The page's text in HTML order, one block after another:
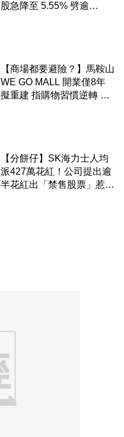
股急降至 5.55% 劈逾
【商場都要避險？】馬鞍山
WE GO MALL 開業僅8年
擬重建 指購物習慣逆轉 餐
【分餅仔】SK海力士人均
派427萬花紅！公司提出逾
半花紅出「禁售股票」惹工